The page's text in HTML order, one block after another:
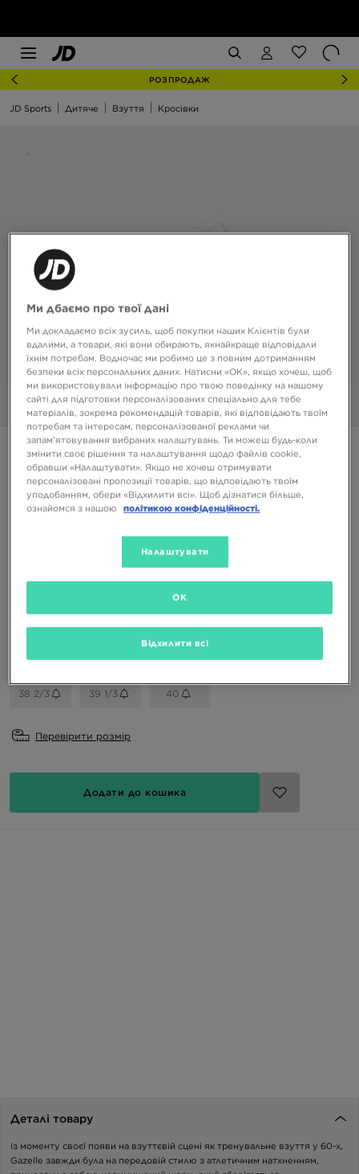
РОЗПРОДАЖ
JD Sports Дитяче Взуття Кросівки
Фото 360°
ADIDAS GAZELLE II
1899 ГРН
Вибери розмір
EU US
35,5 36 36 2/3 37 1/3 38
38 2/3 39 1/3 40
Перевірити розмір
Додати до кошика
Деталі товару
Із моменту своєї появи на взуттєвій сцені як тренувальне взуття у 60-х,
Gazelle завжди була на передовій стилю з атлетичним натхненням,
Ми дбаємо про твої дані
Ми докладаємо всіх зусиль, щоб покупки наших Клієнтів були
вдалими, а товари, які вони обирають, якнайкраще відповідали
їхнім потребам. Водночас ми робимо це з повним дотриманням
безпеки всіх персональних даних. Натисни «OK», якщо хочеш, щоб
ми використовували інформацію про твою поведінку на нашому
сайті для підготовки персоналізованих спеціально для тебе
матеріалів, зокрема рекомендацій товарів, які відповідають твоїм
потребам та інтересам, персоналізованої реклами чи
запам’ятовування вибраних налаштувань. Ти можеш будь-коли
змінити своє рішення та налаштування щодо файлів cookie,
обравши «Налаштувати». Якщо не хочеш отримувати
персоналізовані пропозиції товарів, що відповідають твоїм
уподобанням, обери «Відхилити всі». Щоб дізнатися більше,
ознайомся з нашою
політикою конфіденційності.
Налаштувати
Відхилити всі
OK